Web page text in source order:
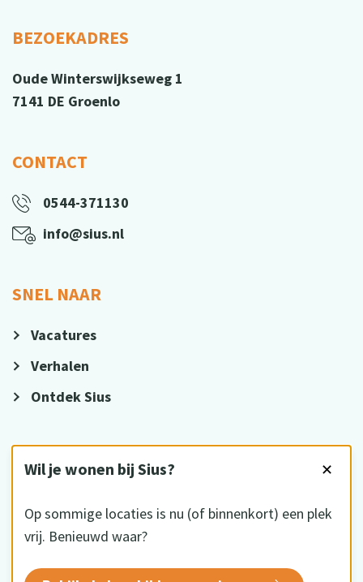
Wil je wonen bij Sius? ✕
Op sommige locaties is nu (of binnenkort) een plek
vrij. Benieuwd waar?
BEZOEKADRES
Oude Winterswijkseweg 1
7141 DE Groenlo
CONTACT
0544-371130
info@sius.nl
SNEL NAAR
Vacatures
Verhalen
Ontdek Sius